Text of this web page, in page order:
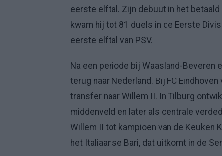
eerste elftal. Zijn debuut in het betaald
kwam hij tot 81 duels in de Eerste
eerste elftal van PSV.
Na een periode bij Waasland-Beveren
terug naar Nederland. Bij FC
transfer naar Willem II. In Tilburg
middenveld en later als centrale
Willem II tot kampioen van de Keuken
het Italiaanse Bari, dat uitkomt in de